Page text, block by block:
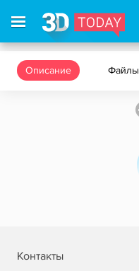
Описание Файлы
Контакты